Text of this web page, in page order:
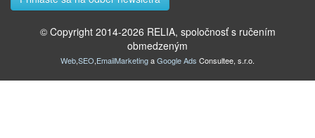
© Copyright 2014-2026 RELIA, spoločnosť s ručením
obmedzeným
Web,SEO,EmailMarketingaGoogle Ads Consultee, s.r.o.